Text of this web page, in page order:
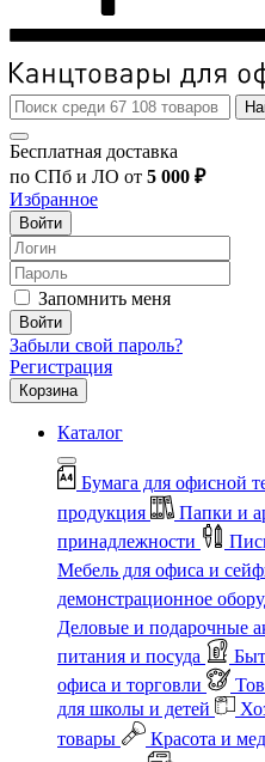
Бесплатная доставка
по СПб и ЛО от 5 000 ₽
Избранное
Войти
Запомнить меня
Войти
Забыли свой пароль?
Регистрация
Корзина
Каталог
Бумага для офисной
продукция
Папки и
принадлежности
Мебель для офиса и
демонстрационное
Деловые и подарочные
питания и посуда
офиса и торговли
для школы и детей
товары
Красота и